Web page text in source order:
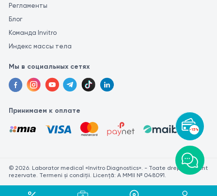
-15%
Регламенты
Блог
Команда Invitro
Индекс массы тела
Мы в социальных сетях
Принимаем к оплате
© 2026. Laborator medical «Invitro Diagnostics». - Toate drepturile sunt
rezervate. Termeni și condiții. Licență: A MMII № 048091.